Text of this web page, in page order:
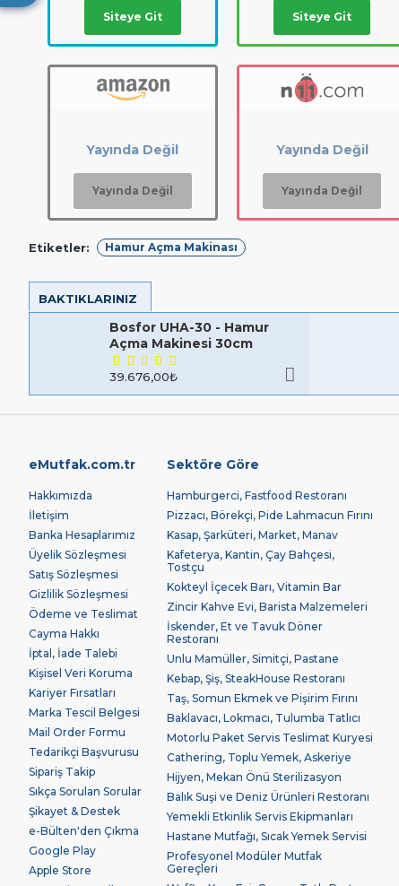
Siteye Git Siteye Git
Yayında Değil
Yayında Değil
Yayında Değil
Yayında Değil
Etiketler: Hamur Açma Makinası
BAKTIKLARINIZ
Bosfor UHA-30 - Hamur
Açma Makinesi 30cm
39.676,00₺
eMutfak.com.tr
Hakkımızda
İletişim
Banka Hesaplarımız
Üyelik Sözleşmesi
Satış Sözleşmesi
Gizlilik Sözleşmesi
Ödeme ve Teslimat
Cayma Hakkı
İptal, İade Talebi
Kişisel Veri Koruma
Kariyer Fırsatları
Marka Tescil Belgesi
Mail Order Formu
Tedarikçi Başvurusu
Sipariş Takip
Sıkça Sorulan Sorular
Şikayet & Destek
e-Bülten'den Çıkma
Google Play
Apple Store
Sektöre Göre
Hamburgerci, Fastfood Restoranı
Pizzacı, Börekçi, Pide Lahmacun Fırını
Kasap, Şarküteri, Market, Manav
Kafeterya, Kantin, Çay Bahçesi,
Tostçu
Kokteyl İçecek Barı, Vitamin Bar
Zincir Kahve Evi, Barista Malzemeleri
İskender, Et ve Tavuk Döner
Restoranı
Unlu Mamüller, Simitçi, Pastane
Kebap, Şiş, SteakHouse Restoranı
Taş, Somun Ekmek ve Pişirim Fırını
Baklavacı, Lokmacı, Tulumba Tatlıcı
Motorlu Paket Servis Teslimat Kuryesi
Cathering, Toplu Yemek, Askeriye
Hijyen, Mekan Önü Sterilizasyon
Balık Suşi ve Deniz Ürünleri Restoranı
Yemekli Etkinlik Servis Ekipmanları
Hastane Mutfağı, Sıcak Yemek Servisi
Profesyonel Modüler Mutfak
Gereçleri